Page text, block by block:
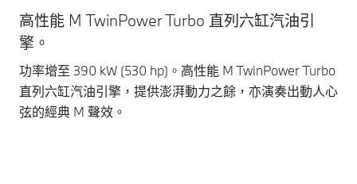
高性能 M TwinPower Turbo 直列六缸汽油引
擎。
功率增至 390 kW (530 hp)。高性能 M TwinPower Turbo
直列六缸汽油引擎，提供澎湃動力之餘，亦演奏出動人心
弦的經典 M 聲效。